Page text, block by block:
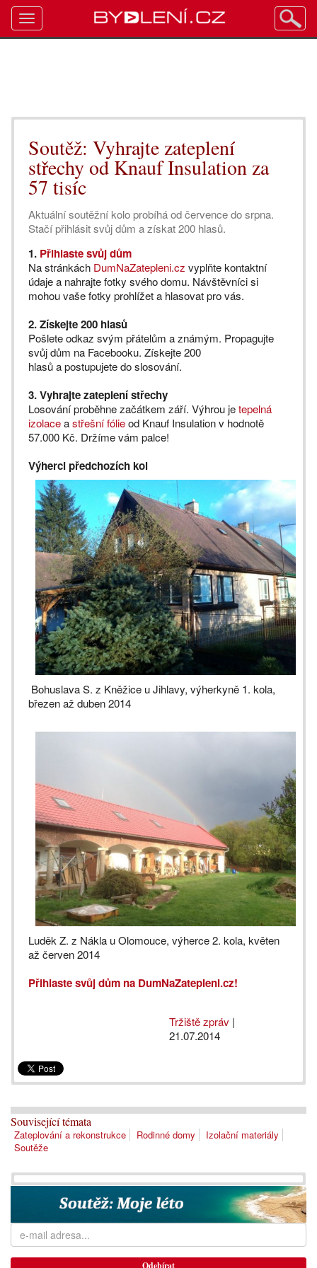
Soutěž: Vyhrajte zateplení
střechy od Knauf Insulation za
57 tisíc
Aktuální soutěžní kolo probíhá od července do srpna.
Stačí přihlásit svůj dům a získat 200 hlasů.
1. Přihlaste svůj dům
Na stránkách DumNaZatepleni.cz vyplňte kontaktní
údaje a nahrajte fotky svého domu. Návštěvníci si
mohou vaše fotky prohlížet a hlasovat pro vás.
2. Získejte 200 hlasů
Pošlete odkaz svým přátelům a známým. Propagujte
svůj dům na Facebooku. Získejte 200
hlasů a postupujete do slosování.
3. Vyhrajte zateplení střechy
Losování proběhne začátkem září. Výhrou jetepelná
izolaceastřešní fólieod Knauf Insulation v hodnotě
57.000 Kč. Držíme vám palce!
Výherci předchozích kol
Bohuslava S. z Kněžice u Jihlavy, výherkyně 1. kola,
březen až duben 2014
Luděk Z. z Nákla u Olomouce, výherce 2. kola, květen
až červen 2014
Přihlaste svůj dům na DumNaZatepleni.cz!
Tržiště zpráv |
21.07.2014
Související témata
Zateplování a rekonstrukce Rodinné domy
Izolační materiály
Soutěže
Odebírat
Toggle
navigation